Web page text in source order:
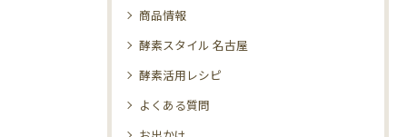
商品情報
酵素スタイル 名古屋
酵素活用レシピ
よくある質問